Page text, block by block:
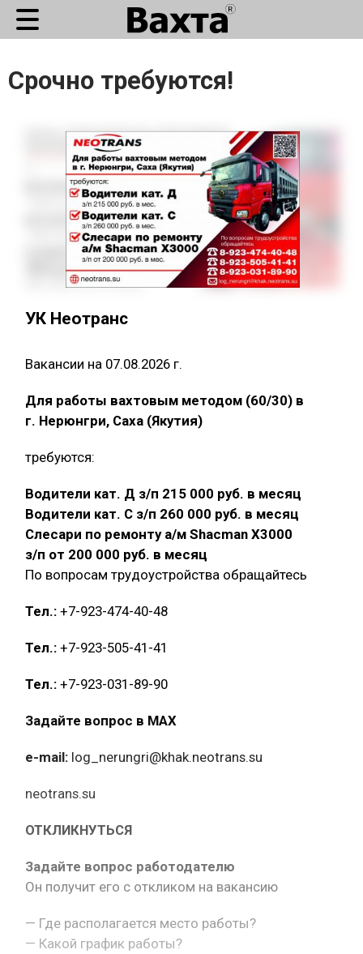
Срочно требуются!
УК Неотранс
Вакансии на 07.08.2026 г.
Для работы вахтовым методом (60/30) в
г. Нерюнгри, Саха (Якутия)
требуются:
Водители кат. Д з/п 215 000 руб. в месяц
Водители кат. С з/п 260 000 руб. в месяц
Слесари по ремонту а/м Shacman X3000
з/п от 200 000 руб. в месяц
По вопросам трудоустройства обращайтесь
Тел.: +7-923-474-40-48
Тел.: +7-923-505-41-41
Тел.: +7-923-031-89-90
Задайте вопрос в MAX
e-mail: log_nerungri@khak.neotrans.su
neotrans.su
ОТКЛИКНУТЬСЯ
Задайте вопрос работодателю
Он получит его с откликом на вакансию
— Где располагается место работы?
— Какой график работы?